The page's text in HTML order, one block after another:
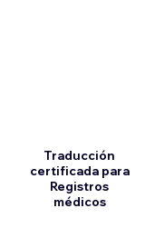
Traducción
certificada para
Registros
médicos